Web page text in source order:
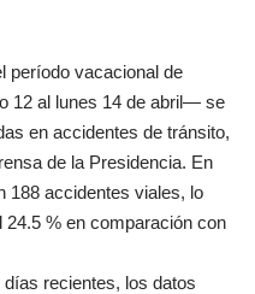
período vacacional de
12 al lunes 14 de abril— se
en accidentes de tránsito,
de la Presidencia. En
188 accidentes viales, lo
% en comparación con
recientes, los datos